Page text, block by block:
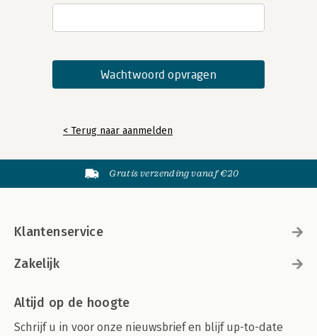
< Terug naar aanmelden
Gratis verzending vanaf €20
Klantenservice
Zakelijk
Altijd op de hoogte
Schrijf u in voor onze nieuwsbrief en blijf up-to-date